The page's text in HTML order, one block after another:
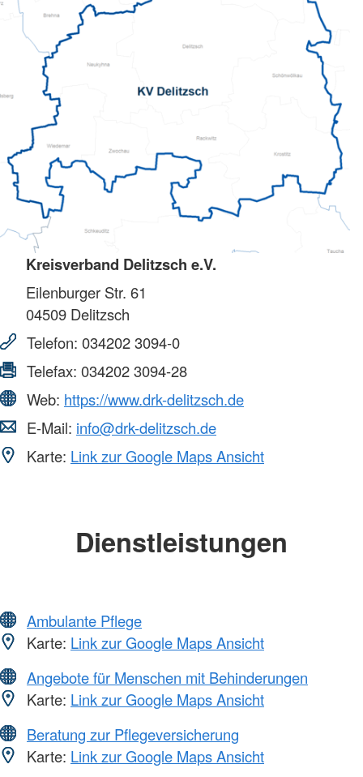
Kreisverband Delitzsch e.V.
Eilenburger Str. 61
04509 Delitzsch
Telefon: 034202 3094-0
Telefax: 034202 3094-28
Web: https://www.drk-delitzsch.de
E-Mail: info@drk-delitzsch.de
Karte: Link zur Google Maps Ansicht
Dienstleistungen
Ambulante Pflege
Karte: Link zur Google Maps Ansicht
Angebote für Menschen mit Behinderungen
Karte: Link zur Google Maps Ansicht
Beratung zur Pflegeversicherung
Karte: Link zur Google Maps Ansicht